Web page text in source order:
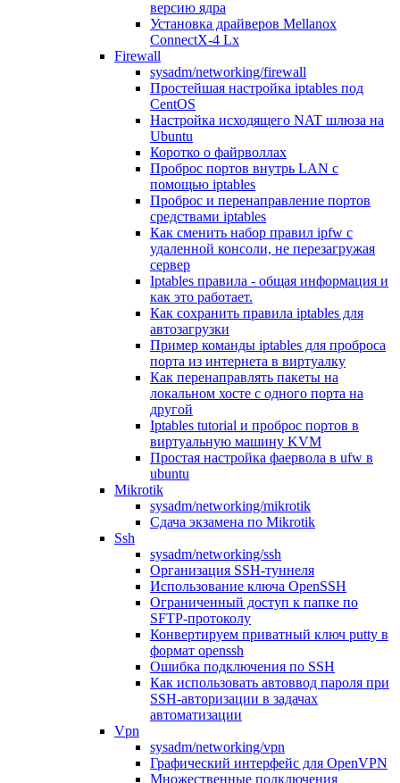
версию ядра
Установка драйверов Mellanox
ConnectX-4 Lx
Firewall
sysadm/networking/firewall
Простейшая настройка iptables под
CentOS
Настройка исходящего NAT шлюза на
Ubuntu
Коротко о файрволлах
Проброс портов внутрь LAN с
помощью iptables
Проброс и перенаправление портов
средствами iptables
Как сменить набор правил ipfw с
удаленной консоли, не перезагружая
сервер
Iptables правила - общая информация и
как это работает.
Как сохранить правила iptables для
автозагрузки
Пример команды iptables для проброса
порта из интернета в виртуалку
Как перенаправлять пакеты на
локальном хосте с одного порта на
другой
Iptables tutorial и проброс портов в
виртуальную машину KVM
Простая настройка фаервола в ufw в
ubuntu
Mikrotik
sysadm/networking/mikrotik
Сдача экзамена по Mikrotik
Ssh
sysadm/networking/ssh
Организация SSH-туннеля
Использование ключа OpenSSH
Ограниченный доступ к папке по
SFTP-протоколу
Конвертируем приватный ключ putty в
формат openssh
Ошибка подключения по SSH
Как использовать автоввод пароля при
SSH-авторизации в задачах
автоматизации
Vpn
sysadm/networking/vpn
Графический интерфейс для OpenVPN
Множественные подключения